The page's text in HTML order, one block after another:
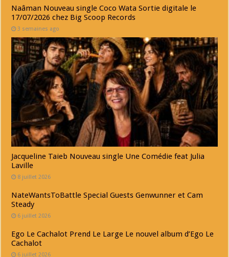
Naâman Nouveau single Coco Wata Sortie digitale le
17/07/2026 chez Big Scoop Records
3 semaines ago
Jacqueline Taieb Nouveau single Une Comédie feat Julia
Laville
8 juillet 2026
NateWantsToBattle Special Guests Genwunner et Cam
Steady
6 juillet 2026
Ego Le Cachalot Prend Le Large Le nouvel album d’Ego Le
Cachalot
6 juillet 2026